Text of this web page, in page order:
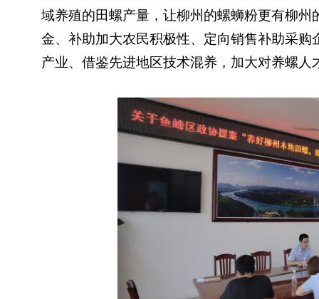
域养殖的田螺产量，让柳州的螺蛳粉更有柳
金、补助加大农民积极性、定向销售补助采
产业、借鉴先进地区技术混养，加大对养螺人